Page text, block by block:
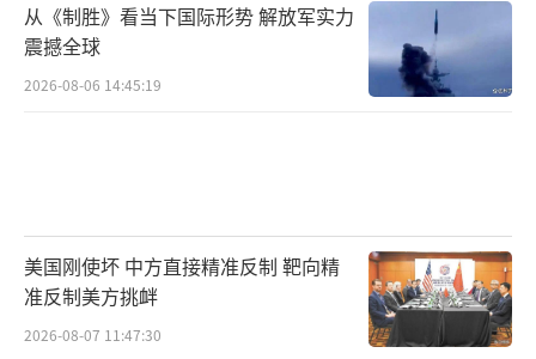
从《制胜》看当下国际形势 解放军实力
震撼全球
2026-08-06 14:45:19
美国刚使坏 中方直接精准反制 靶向精
准反制美方挑衅
2026-08-07 11:47:30